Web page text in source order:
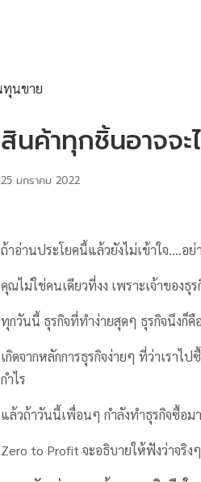
สินค้าทุกชิ้นอาจจะ
25 มกราคม 2022
ถ้าอ่านประโยคนี้แล้วยังไม่เข้าใจ….อย่
คุณไม่ใช่คนเดียวที่งง เพราะเจ้าของ
ทุกวันนี้ ธุรกิจที่ทำง่ายสุดๆ ธุรกิจนึงก็คื
เกิดจากหลักการธุรกิจง่ายๆ ที่ว่าเรา
กำไร
แล้วถ้าวันนี้เพื่อนๆ กำลังทำธุรกิจซื้อม
Zero to Profit จะอธิบายให้ฟังว่าจริง